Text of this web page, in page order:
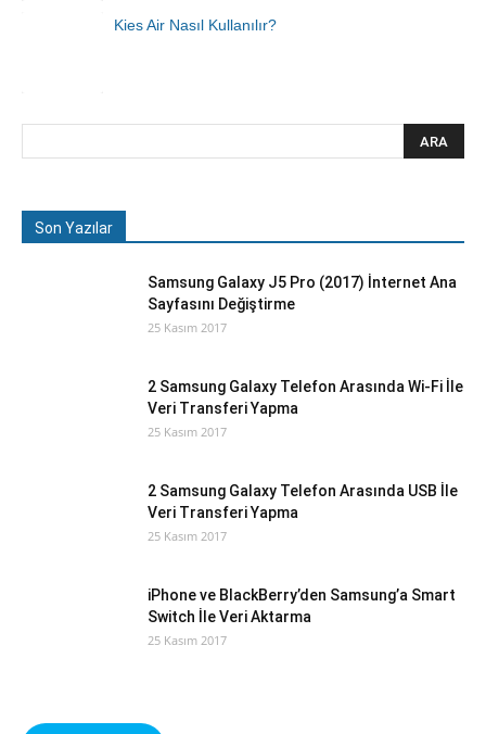
Kies Air Nasıl Kullanılır?
Son Yazılar
Samsung Galaxy J5 Pro (2017) İnternet Ana
Sayfasını Değiştirme
25 Kasım 2017
2 Samsung Galaxy Telefon Arasında Wi-Fi İle
Veri Transferi Yapma
25 Kasım 2017
2 Samsung Galaxy Telefon Arasında USB İle
Veri Transferi Yapma
25 Kasım 2017
iPhone ve BlackBerry’den Samsung’a Smart
Switch İle Veri Aktarma
25 Kasım 2017